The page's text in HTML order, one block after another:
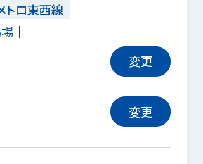
トロ東西線
変更
変更